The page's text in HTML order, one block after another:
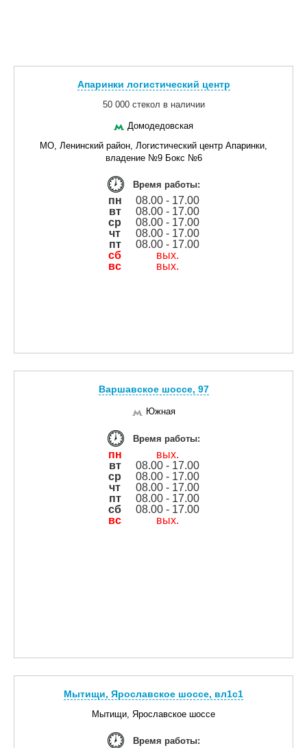
Апаринки логистический центр
50 000 стекол в наличии
Домодедовская
МО, Ленинский район, Логистический центр Апаринки,
владение №9 Бокс №6
Время работы:
пн
08.00 - 17.00
вт
08.00 - 17.00
ср
08.00 - 17.00
чт
08.00 - 17.00
пт
08.00 - 17.00
сб
вых.
вс
вых.
Варшавское шоссе, 97
Южная
Время работы:
пн
вых.
вт
08.00 - 17.00
ср
08.00 - 17.00
чт
08.00 - 17.00
пт
08.00 - 17.00
сб
08.00 - 17.00
вс
вых.
Мытищи, Ярославское шоссе, вл1с1
Мытищи, Ярославское шоссе
Время работы: